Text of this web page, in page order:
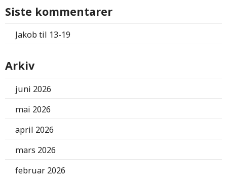
Siste kommentarer
Jakobtil 13-19
Arkiv
juni 2026
mai 2026
april 2026
mars 2026
februar 2026